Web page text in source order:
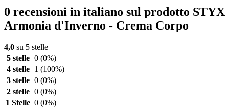
0 recensioni in italiano sul prodotto STYX
Armonia d'Inverno - Crema Corpo
4,0 su 5 stelle
5 stelle 0 (0%)
4 stelle
1 (100%)
3 stelle 0 (0%)
2 stelle 0 (0%)
1 Stelle 0 (0%)